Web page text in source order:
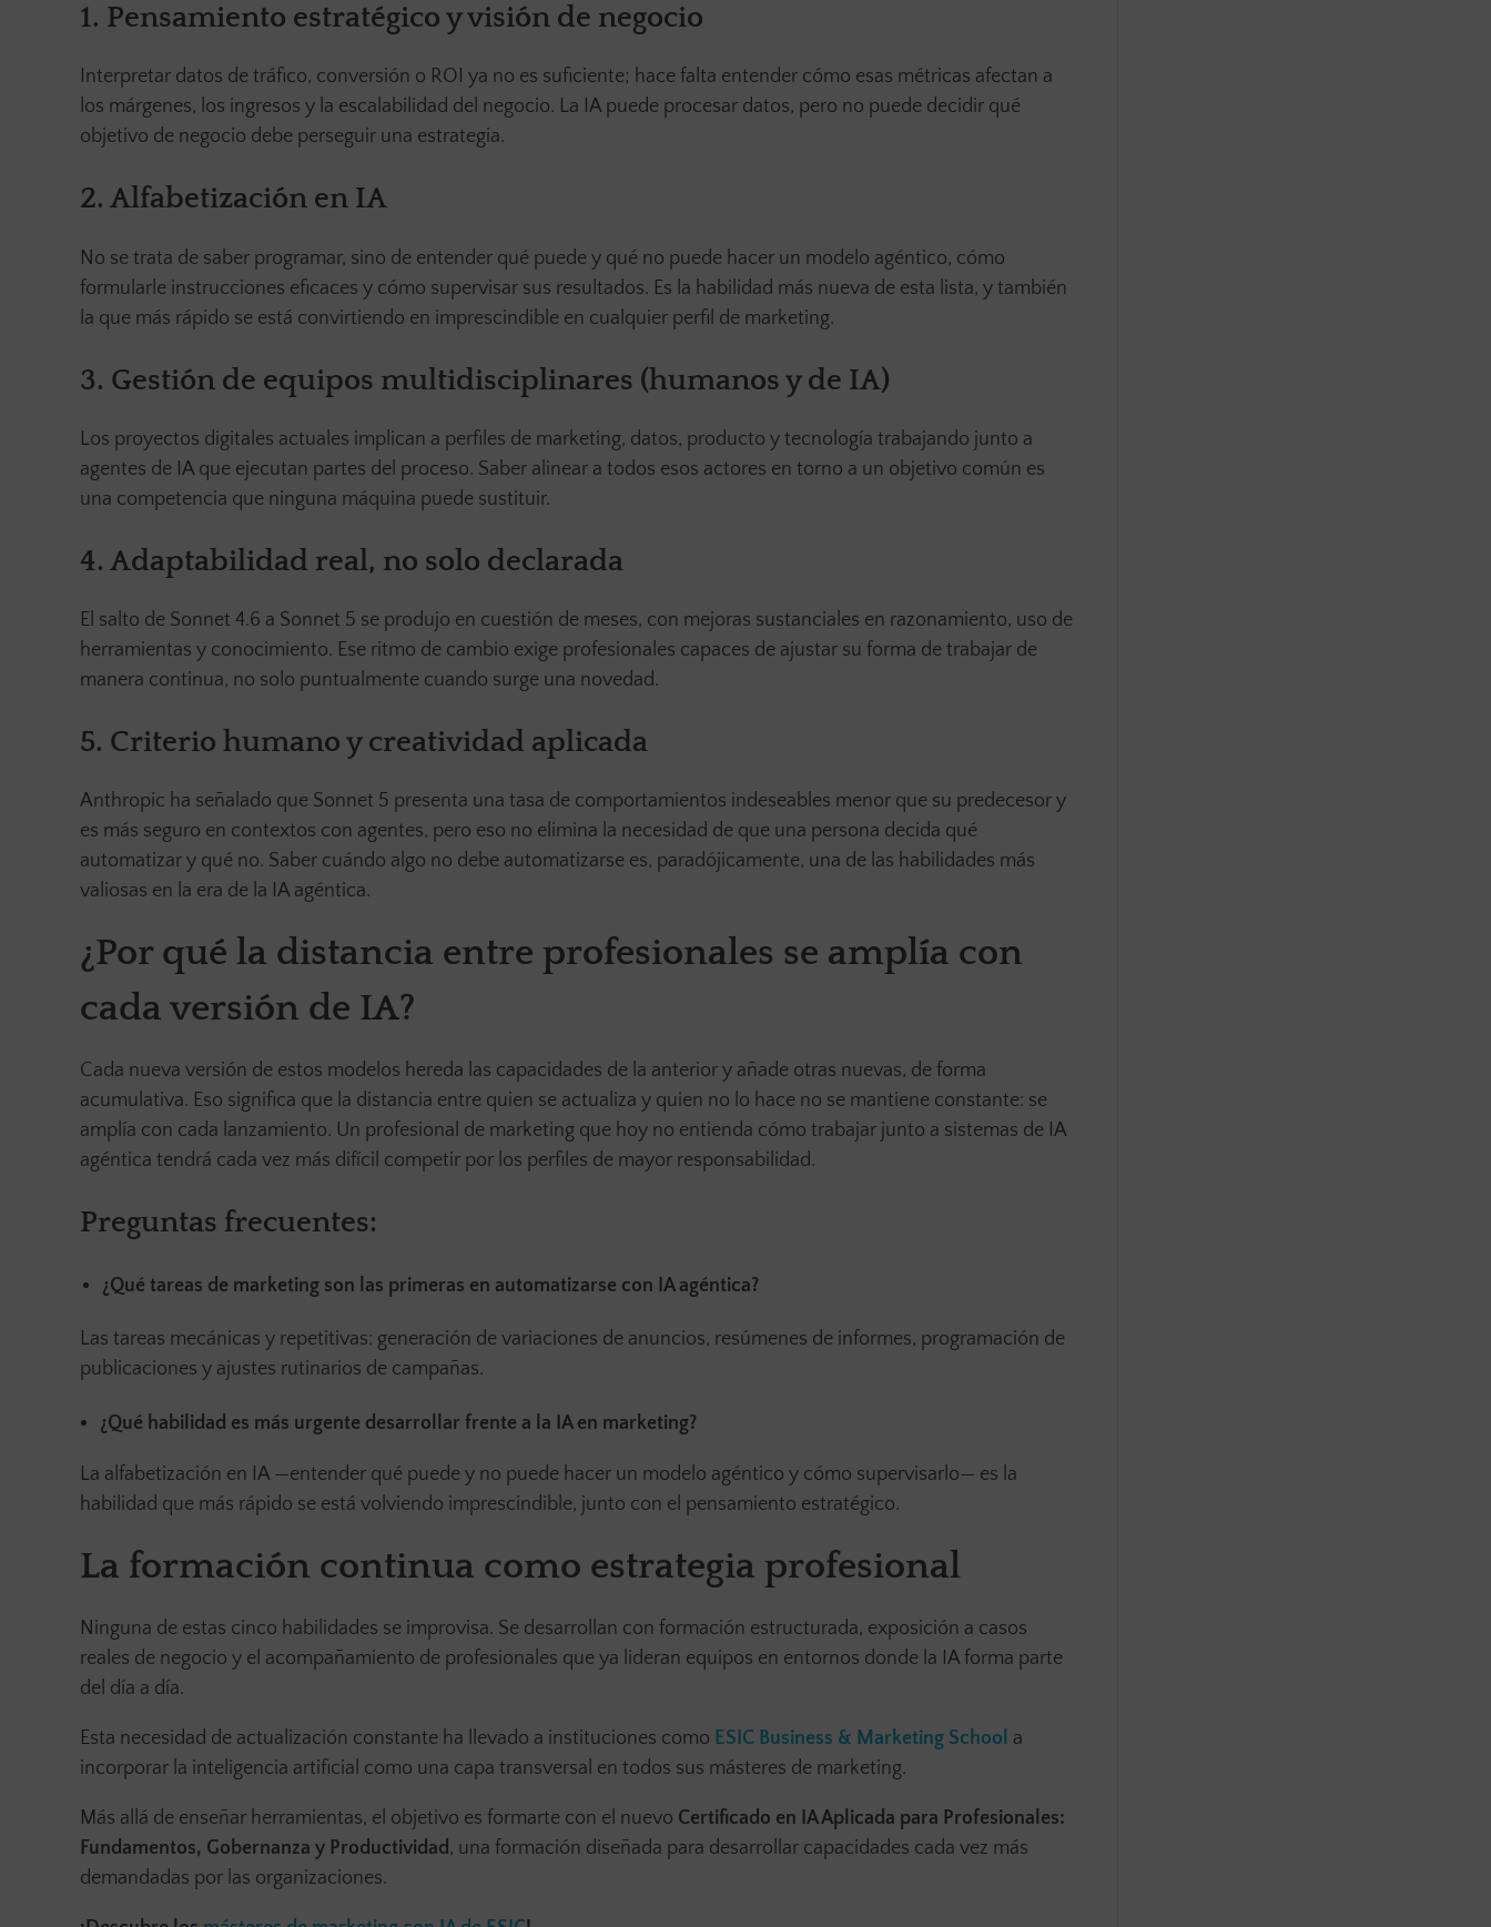
1. Pensamiento estratégico y visión de negocio
Interpretar datos de tráfico, conversión o ROI ya no es suficiente; hace falta entender cómo esas métricas afectan a
los márgenes, los ingresos y la escalabilidad del negocio. La IA puede procesar datos, pero no puede decidir qué
objetivo de negocio debe perseguir una estrategia.
2. Alfabetización en IA
No se trata de saber programar, sino de entender qué puede y qué no puede hacer un modelo agéntico, cómo
formularle instrucciones eficaces y cómo supervisar sus resultados. Es la habilidad más nueva de esta lista, y también
la que más rápido se está convirtiendo en imprescindible en cualquier perfil de marketing.
3. Gestión de equipos multidisciplinares (humanos y de IA)
Los proyectos digitales actuales implican a perfiles de marketing, datos, producto y tecnología trabajando junto a
agentes de IA que ejecutan partes del proceso. Saber alinear a todos esos actores en torno a un objetivo común es
una competencia que ninguna máquina puede sustituir.
4. Adaptabilidad real, no solo declarada
El salto de Sonnet 4.6 a Sonnet 5 se produjo en cuestión de meses, con mejoras sustanciales en razonamiento, uso de
herramientas y conocimiento. Ese ritmo de cambio exige profesionales capaces de ajustar su forma de trabajar de
manera continua, no solo puntualmente cuando surge una novedad.
5. Criterio humano y creatividad aplicada
Anthropic ha señalado que Sonnet 5 presenta una tasa de comportamientos indeseables menor que su predecesor y
es más seguro en contextos con agentes, pero eso no elimina la necesidad de que una persona decida qué
automatizar y qué no. Saber cuándo algo no debe automatizarse es, paradójicamente, una de las habilidades más
valiosas en la era de la IA agéntica.
¿Por qué la distancia entre profesionales se amplía con
cada versión de IA?
Cada nueva versión de estos modelos hereda las capacidades de la anterior y añade otras nuevas, de forma
acumulativa. Eso significa que la distancia entre quien se actualiza y quien no lo hace no se mantiene constante: se
amplía con cada lanzamiento. Un profesional de marketing que hoy no entienda cómo trabajar junto a sistemas de IA
agéntica tendrá cada vez más difícil competir por los perfiles de mayor responsabilidad.
Preguntas frecuentes:
¿Qué tareas de marketing son las primeras en automatizarse con IA agéntica?
Las tareas mecánicas y repetitivas: generación de variaciones de anuncios, resúmenes de informes, programación de
publicaciones y ajustes rutinarios de campañas.
¿Qué habilidad es más urgente desarrollar frente a la IA en marketing?
La alfabetización en IA —entender qué puede y no puede hacer un modelo agéntico y cómo supervisarlo— es la
habilidad que más rápido se está volviendo imprescindible, junto con el pensamiento estratégico.
La formación continua como estrategia profesional
Ninguna de estas cinco habilidades se improvisa. Se desarrollan con formación estructurada, exposición a casos
reales de negocio y el acompañamiento de profesionales que ya lideran equipos en entornos donde la IA forma parte
del día a día.
Esta necesidad de actualización constante ha llevado a instituciones como ESIC Business & Marketing School a
incorporar la inteligencia artificial como una capa transversal en todos sus másteres de marketing.
Más allá de enseñar herramientas, el objetivo es formarte con el nuevo Certificado en IA Aplicada para Profesionales:
Fundamentos, Gobernanza y Productividad, una formación diseñada para desarrollar capacidades cada vez más
demandadas por las organizaciones.